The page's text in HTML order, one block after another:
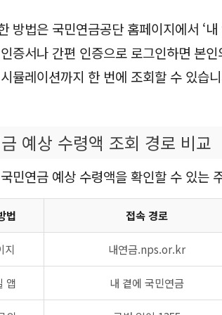
방법은 국민연금공단 홈페이지에서 ‘
증서나 간편 인증으로 로그인하면 본
뮬레이션까지 한 번에 조회할 수 있습
예상 수령액 조회 경로 비교
민연금 예상 수령액을 확인할 수 있는
법 접속 경로
지 내연금.nps.or.kr
앱 내 곁에 국민연금